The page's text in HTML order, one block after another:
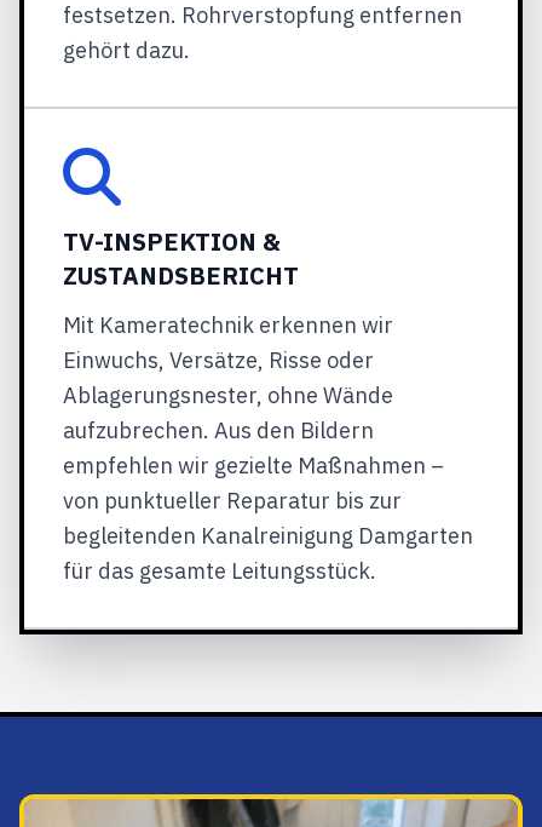
festsetzen. Rohrverstopfung entfernen
gehört dazu.
TV-INSPEKTION &
ZUSTANDSBERICHT
Mit Kameratechnik erkennen wir
Einwuchs, Versätze, Risse oder
Ablagerungsnester, ohne Wände
aufzubrechen. Aus den Bildern
empfehlen wir gezielte Maßnahmen –
von punktueller Reparatur bis zur
begleitenden Kanalreinigung Damgarten
für das gesamte Leitungsstück.